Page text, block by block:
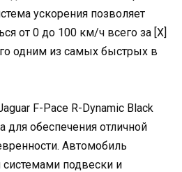
ускорения позволяет
от 0 до 100 км/ч всего за [X]
одним из самых быстрых в
F-Pace R-Dynamic Black
для обеспечения отличной
Автомобиль
подвески и